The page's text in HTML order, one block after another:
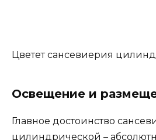
Цветет сансевиерия
Освещение и
Главное достоинство
цилиндрической –